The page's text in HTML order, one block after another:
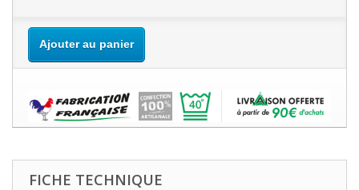
Ajouter au panier
FICHE TECHNIQUE